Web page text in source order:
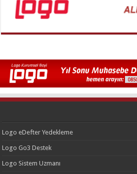
Logo eDefter Yedekleme
Logo Go3 Destek
Logo Sistem Uzmanı